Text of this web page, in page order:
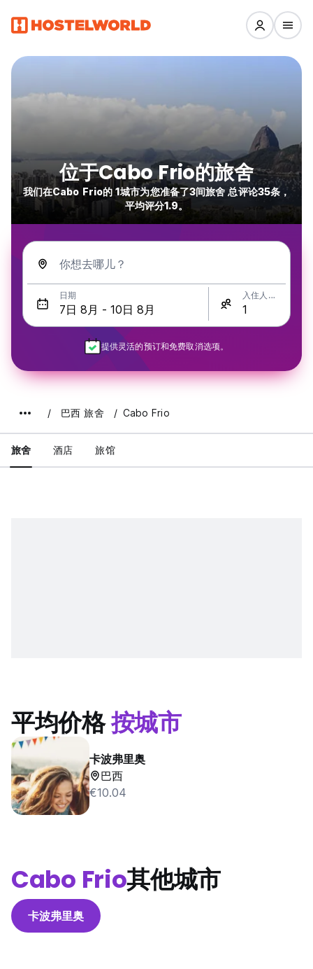
位于Cabo Frio的旅舍
我们在Cabo Frio的 1城市为您准备了3间旅舍 总评论35条，
平均评分1.9。
你想去哪儿？
日期 入住人数
提供灵活的预订和免费取消选项。
巴西 旅舍 Cabo Frio
旅舍 酒店 旅馆
平均价格按城市
卡波弗里奥
巴西
€10.04
Cabo Frio其他城市
卡波弗里奥